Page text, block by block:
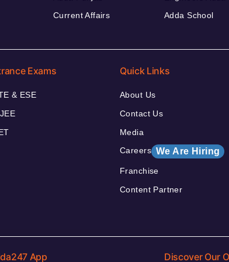
Current Affairs
Adda School
Exams
& ESE
Quick Links
About Us
Contact Us
Media
Careers We Are Hiring
Franchise
Content Partner
App Discover Our